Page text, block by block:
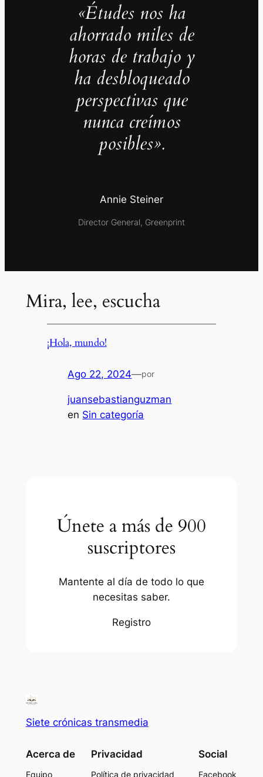
«Études nos ha
ahorrado miles de
horas de trabajo y
ha desbloqueado
perspectivas que
nunca creímos
posibles».
Annie Steiner
Director General, Greenprint
Mira, lee, escucha
¡Hola, mundo!
Ago 22, 2024—por
juansebastianguzman
en Sin categoría
Únete a más de 900
suscriptores
Mantente al día de todo lo que
necesitas saber.
Registro
Siete crónicas transmedia
Acerca de
Equipo
Privacidad
Política de privacidad
Social
Facebook